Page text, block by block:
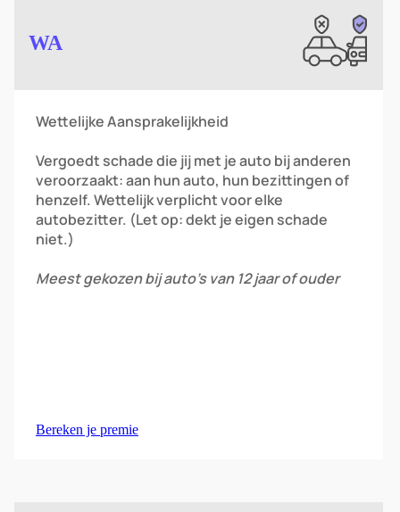
WA
Image
Wettelijke Aansprakelijkheid
Vergoedt schade die jij met je auto bij anderen
veroorzaakt: aan hun auto, hun bezittingen of
henzelf. Wettelijk verplicht voor elke
autobezitter. (Let op: dekt je eigen schade
niet.)
Meest gekozen bij auto’s van 12 jaar of ouder
Bereken je premie